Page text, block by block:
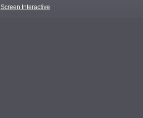
Screen Interactive